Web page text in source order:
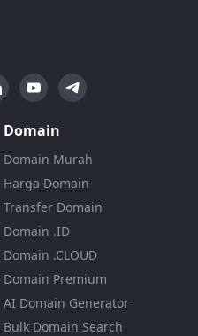
Domain
Domain Murah
Harga Domain
Transfer Domain
Domain .ID
Domain .CLOUD
Domain Premium
AI Domain Generator
Bulk Domain Search